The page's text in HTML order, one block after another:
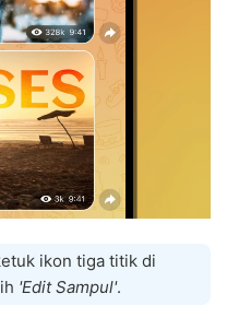
ikon tiga titik di
'Edit Sampul'.